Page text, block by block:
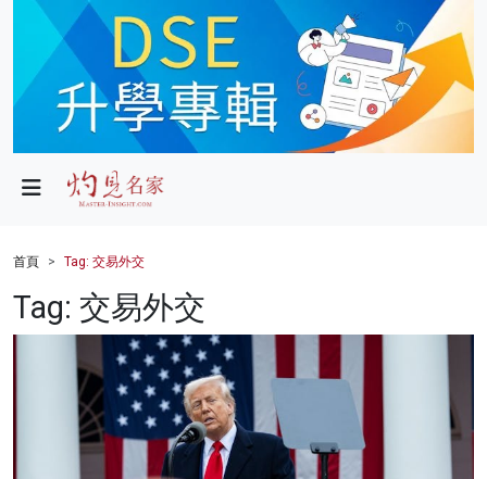
政局
財經
健康
首頁 Tag: 交易外交
Tag: 交易外交